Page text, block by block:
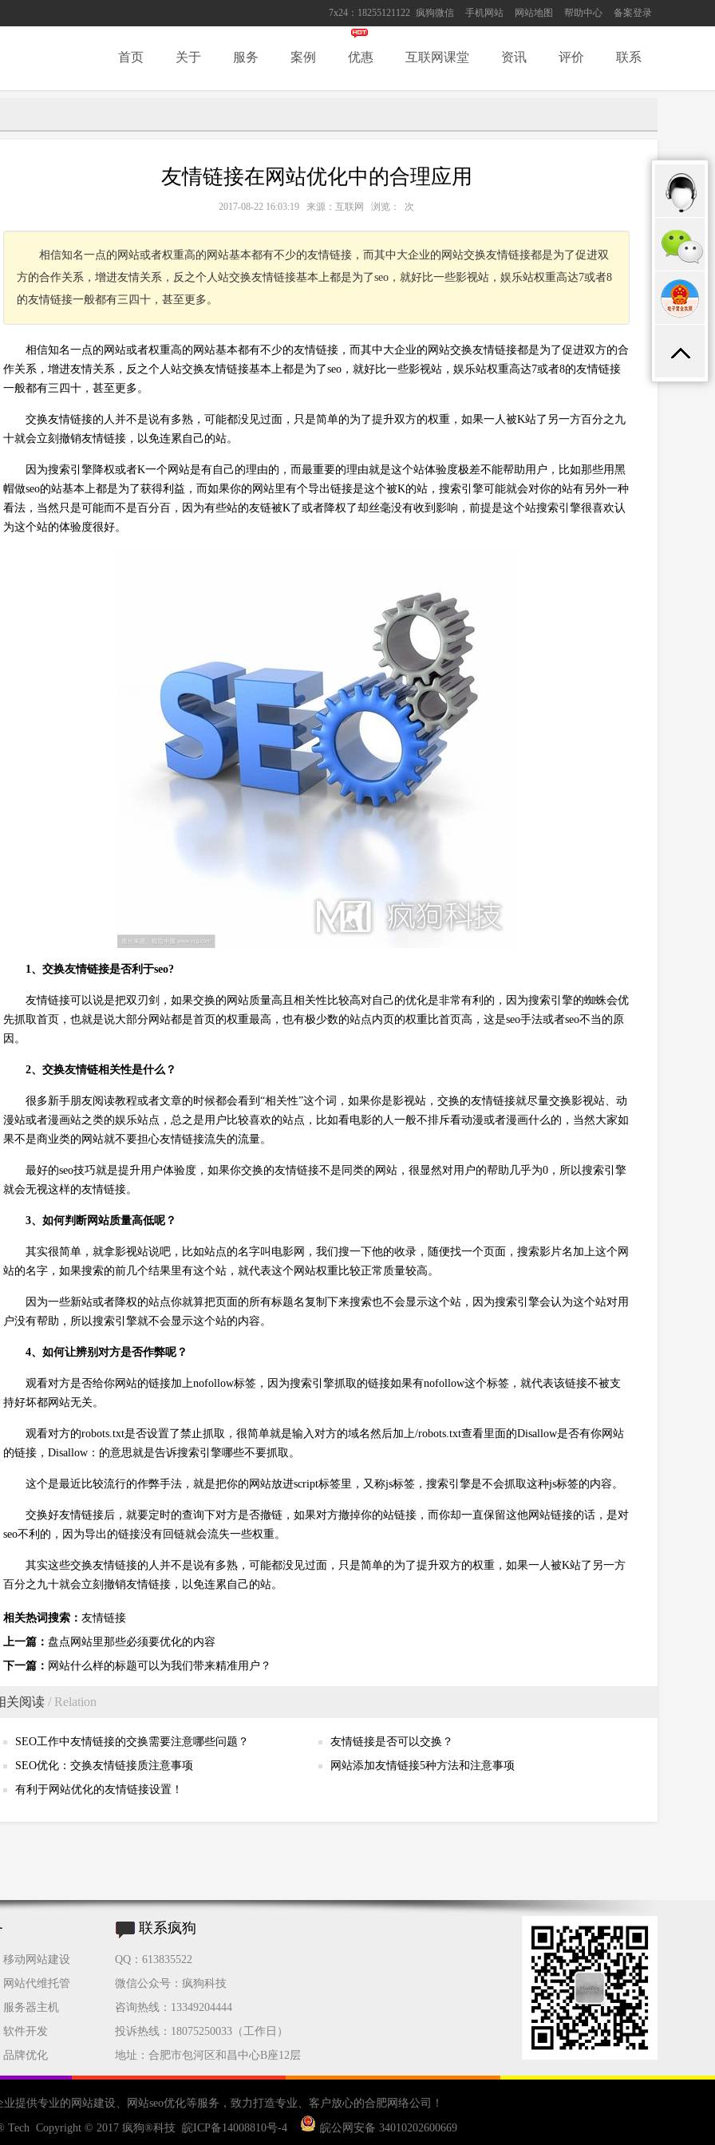
7x24：18255121122 疯狗微信 手机网站 网站地图 帮助中心 备案登录
首页 关于 服务 案例 优惠 互联网课堂 资讯 评价 联系
友情链接在网站优化中的合理应用
2017-08-22 16:03:19 来源：互联网 浏览： 次
相信知名一点的网站或者权重高的网站基本都有不少的友情链接，而其中大企业的网站交换友情链接都是为了促进双
方的合作关系，增进友情关系，反之个人站交换友情链接基本上都是为了seo，就好比一些影视站，娱乐站权重高达7或者8
的友情链接一般都有三四十，甚至更多。
相信知名一点的网站或者权重高的网站基本都有不少的友情链接，而其中大企业的网站交换友情链接都是为了促进双方的合
作关系，增进友情关系，反之个人站交换友情链接基本上都是为了seo，就好比一些影视站，娱乐站权重高达7或者8的友情链接
一般都有三四十，甚至更多。
交换友情链接的人并不是说有多熟，可能都没见过面，只是简单的为了提升双方的权重，如果一人被K站了另一方百分之九
十就会立刻撤销友情链接，以免连累自己的站。
因为搜索引擎降权或者K一个网站是有自己的理由的，而最重要的理由就是这个站体验度极差不能帮助用户，比如那些用黑
帽做seo的站基本上都是为了获得利益，而如果你的网站里有个导出链接是这个被K的站，搜索引擎可能就会对你的站有另外一种
看法，当然只是可能而不是百分百，因为有些站的友链被K了或者降权了却丝毫没有收到影响，前提是这个站搜索引擎很喜欢认
为这个站的体验度很好。
1、交换友情链接是否利于seo?
友情链接可以说是把双刃剑，如果交换的网站质量高且相关性比较高对自己的优化是非常有利的，因为搜索引擎的蜘蛛会优
先抓取首页，也就是说大部分网站都是首页的权重最高，也有极少数的站点内页的权重比首页高，这是seo手法或者seo不当的原
因。
2、交换友情链相关性是什么？
很多新手朋友阅读教程或者文章的时候都会看到“相关性”这个词，如果你是影视站，交换的友情链接就尽量交换影视站、动
漫站或者漫画站之类的娱乐站点，总之是用户比较喜欢的站点，比如看电影的人一般不排斥看动漫或者漫画什么的，当然大家如
果不是商业类的网站就不要担心友情链接流失的流量。
最好的seo技巧就是提升用户体验度，如果你交换的友情链接不是同类的网站，很显然对用户的帮助几乎为0，所以搜索引擎
就会无视这样的友情链接。
3、如何判断网站质量高低呢？
其实很简单，就拿影视站说吧，比如站点的名字叫电影网，我们搜一下他的收录，随便找一个页面，搜索影片名加上这个网
站的名字，如果搜索的前几个结果里有这个站，就代表这个网站权重比较正常质量较高。
因为一些新站或者降权的站点你就算把页面的所有标题名复制下来搜索也不会显示这个站，因为搜索引擎会认为这个站对用
户没有帮助，所以搜索引擎就不会显示这个站的内容。
4、如何让辨别对方是否作弊呢？
观看对方是否给你网站的链接加上nofollow标签，因为搜索引擎抓取的链接如果有nofollow这个标签，就代表该链接不被支
持好坏都网站无关。
观看对方的robots.txt是否设置了禁止抓取，很简单就是输入对方的域名然后加上/robots.txt查看里面的Disallow是否有你网站
的链接，Disallow：的意思就是告诉搜索引擎哪些不要抓取。
这个是最近比较流行的作弊手法，就是把你的网站放进script标签里，又称js标签，搜索引擎是不会抓取这种js标签的内容。
交换好友情链接后，就要定时的查询下对方是否撤链，如果对方撤掉你的站链接，而你却一直保留这他网站链接的话，是对
seo不利的，因为导出的链接没有回链就会流失一些权重。
其实这些交换友情链接的人并不是说有多熟，可能都没见过面，只是简单的为了提升双方的权重，如果一人被K站了另一方
百分之九十就会立刻撤销友情链接，以免连累自己的站。
相关热词搜索： 友情链接
上一篇： 盘点网站里那些必须要优化的内容
下一篇： 网站什么样的标题可以为我们带来精准用户？
关阅读 / Relation
SEO工作中友情链接的交换需要注意哪些问题？
友情链接是否可以交换？
SEO优化：交换友情链接质注意事项
网站添加友情链接5种方法和注意事项
有利于网站优化的友情链接设置！
移动网站建设
网站代维托管
服务器主机
软件开发
品牌优化
联系疯狗
QQ：613835522
微信公众号：疯狗科技
咨询热线：13349204444
投诉热线：18075250033（工作日）
地址：合肥市包河区和昌中心B座12层
业提供专业的 网站建设 、 网站seo优化等服务，致力打造专业、客户放心的合肥网络公司 ！
Tech Copyright © 2017 疯狗®科技 皖ICP备14008810号-4 皖公网安备 34010202600669